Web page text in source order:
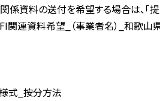
資料の送付を希望する場合は、「提
関連資料希望_（事業者名）_和歌山
式_按分方法